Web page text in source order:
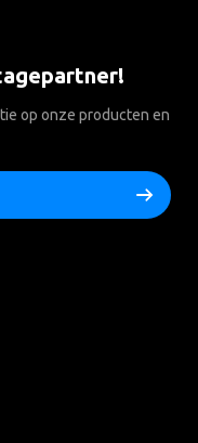
op onze producten en